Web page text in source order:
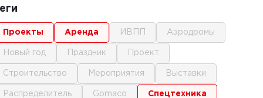
проекты аренда ИВПП аэродромы
новый год праздник проект
строительство мероприятия выставки
распределитель gomaco спецтехника